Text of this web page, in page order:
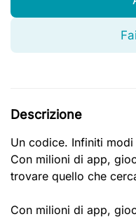
Descrizione
Un codice. Infiniti
Con milioni di app,
trovare quello che
Con milioni di app,